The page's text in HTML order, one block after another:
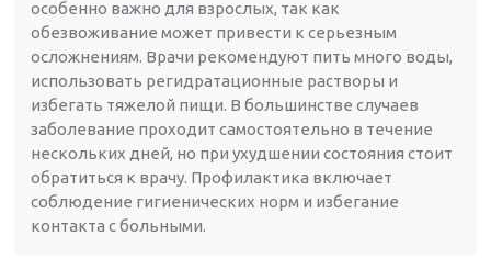
особенно важно для взрослых, так как
обезвоживание может привести к серьезным
осложнениям. Врачи рекомендуют пить много воды,
использовать регидратационные растворы и
избегать тяжелой пищи. В большинстве случаев
заболевание проходит самостоятельно в течение
нескольких дней, но при ухудшении состояния стоит
обратиться к врачу. Профилактика включает
соблюдение гигиенических норм и избегание
контакта с больными.